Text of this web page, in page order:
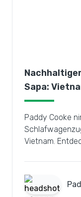
Sapa:
Paddy Cooke
Vietnam.
Gemeinden.